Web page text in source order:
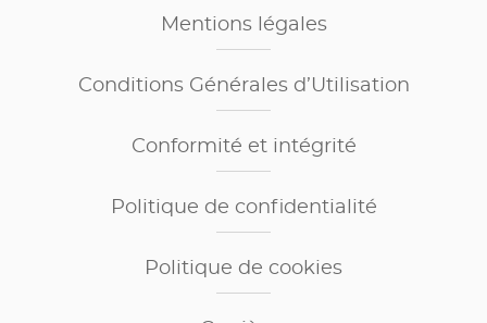
Mentions légales
Conditions Générales d’Utilisation
Conformité et intégrité
Politique de confidentialité
Politique de cookies